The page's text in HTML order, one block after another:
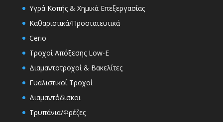
Υγρά Κοπής & Χημικά Επεξεργασίας
Καθαριστικά/Προστατευτικά
Cerio
Τροχοί Απόξεσης Low-E
Διαμαντοτροχοί & Βακελίτες
Γυαλιστικοί Τροχοί
Διαμαντόδισκοι
Τρυπάνια/Φρέζες